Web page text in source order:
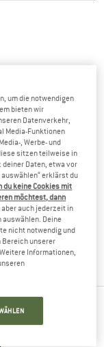
um die notwendigen
bieten wir
Datenverkehr,
Media-Funktionen
, Werbe- und
sitzen teilweise in
Daten, etwa vor
erklärst du
du keine Cookies mit
möchtest, dann
auch jederzeit in
auswählen. Deine
nicht notwendig und
Bereich unserer
Informationen,